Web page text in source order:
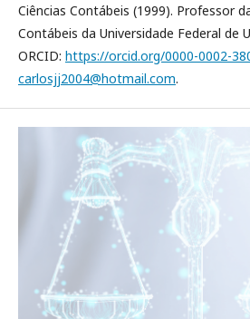
Ciências Contábeis (1999). Professor
Contábeis da Universidade Federal de
ORCID: https://orcid.org/0000-0002-
carlosjj2004@hotmail.com.